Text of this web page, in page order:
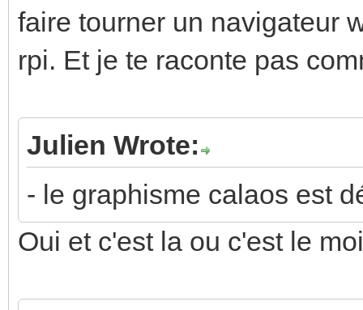
faire tourner un navigateur
rpi. Et je te raconte pas
Julien Wrote:
- le graphisme calaos est
Oui et c'est la ou c'est le